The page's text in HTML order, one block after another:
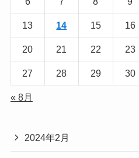
13 14 15 16
20 21 22 23
27 28 29 30
« 8月
2024年2月